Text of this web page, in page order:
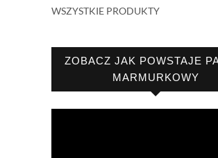
WSZYSTKIE PRODUKTY
ZOBACZ JAK POWSTAJE
MARMURKOWY